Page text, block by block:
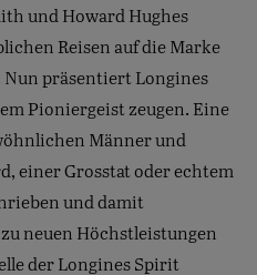
und Howard Hughes
Reisen auf die Marke
Nun präsentiert Longines
Pioniergeist zeugen. Eine
Männer und
einer Grosstat oder echtem
und damit
neuen Höchstleistungen
der Longines Spirit